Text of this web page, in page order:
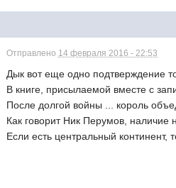
Отправлено 14 февраля 2016 - 22:53
Дык вот еще одно подтверждение
В книге, присылаемой вместе с
После долгой войны ... король
Как говорит Ник Перумов, наличие
Если есть центральный континент,